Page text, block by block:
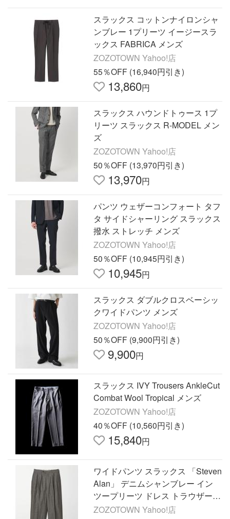
スラックス コットンナイロンシャ
ンブレー 1プリーツ イージースラ
ックス FABRICA メンズ
ZOZOTOWN Yahoo!店
55％OFF (16,940円引き)
13,860円
スラックス ハウンドトゥース 1プ
リーツ スラックス R-MODEL メン
ズ
ZOZOTOWN Yahoo!店
50％OFF (13,970円引き)
13,970円
パンツ ウェザーコンフォート タフ
タ サイドシャーリング スラックス
撥水 ストレッチ メンズ
ZOZOTOWN Yahoo!店
50％OFF (10,945円引き)
10,945円
スラックス ダブルクロスベーシッ
クワイドパンツ メンズ
ZOZOTOWN Yahoo!店
50％OFF (9,900円引き)
9,900円
スラックス IVY Trousers AnkleCut
Combat Wool Tropical メンズ
ZOZOTOWN Yahoo!店
40％OFF (10,560円引き)
15,840円
ワイドパンツ スラックス 「Steven
Alan」 デニムシャンブレー イン
ツープリーツ ドレス トラウザーズ
メンズ
ZOZOTOWN Yahoo!店